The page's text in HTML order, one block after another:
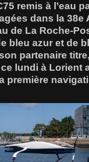
remis à l’eau
dans la 38e
de La Roche-
bleu azur et de
partenaire
lundi à Lorient
première